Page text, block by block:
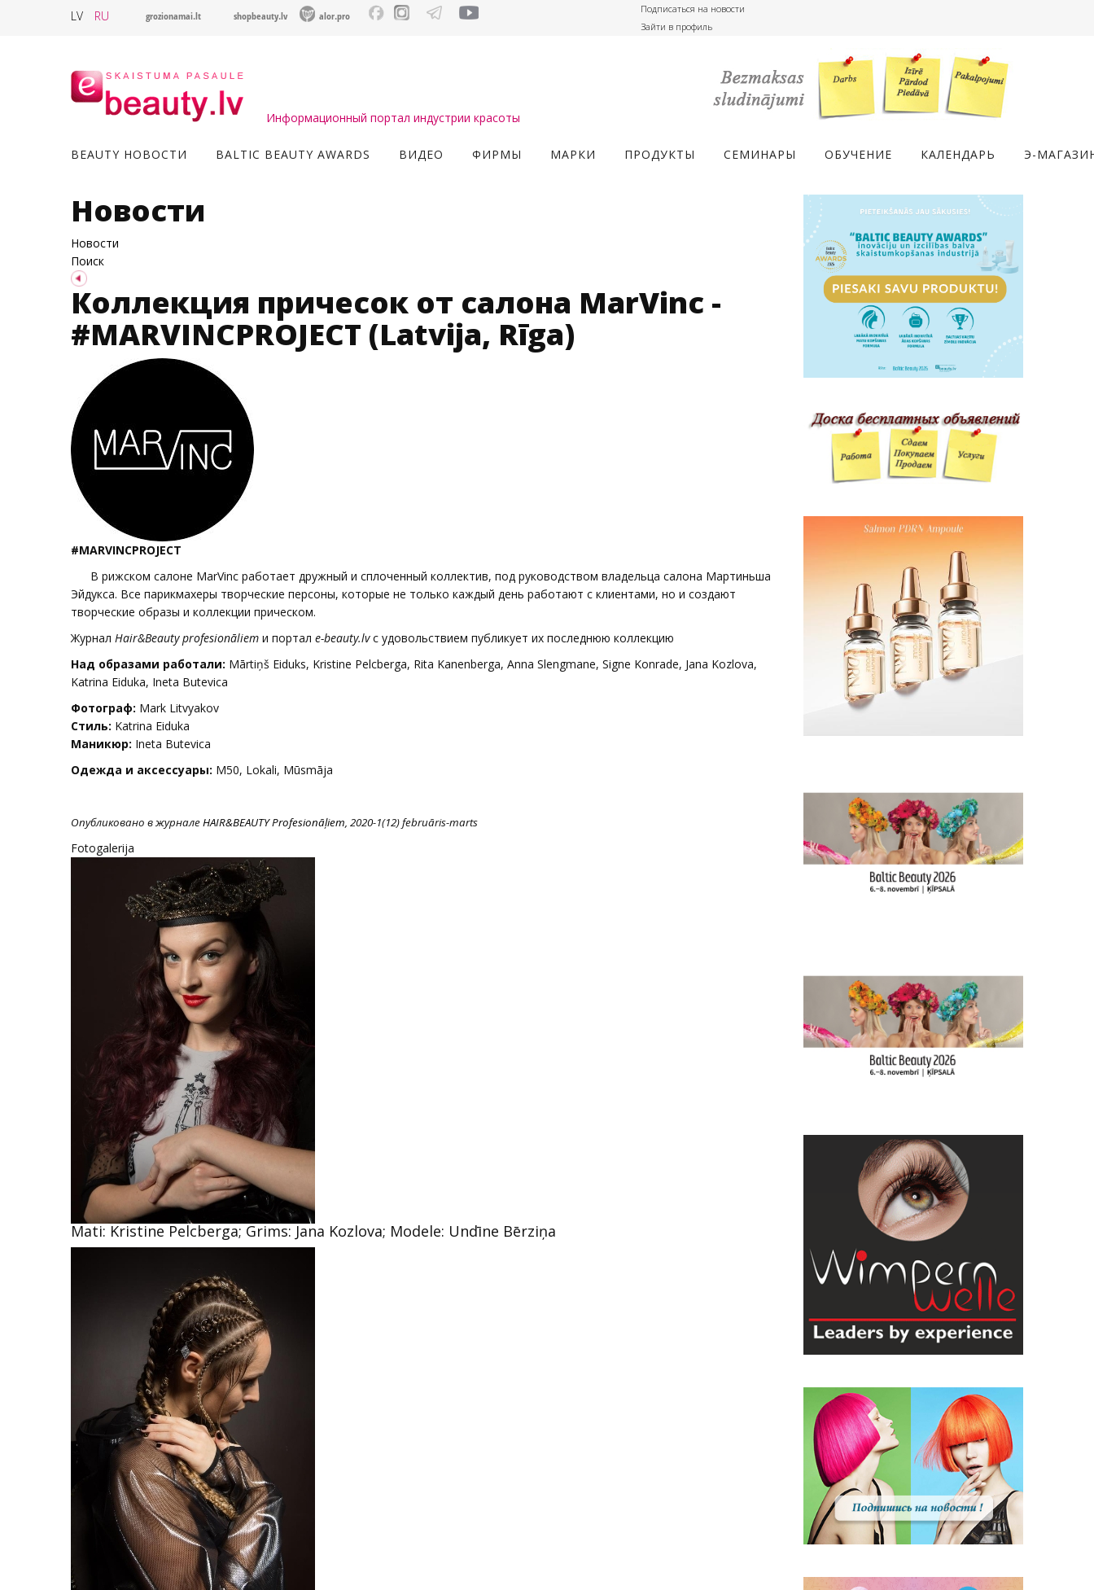
LV RU grozionamai.lt shopbeauty.lv alor.pro
Подписаться на новости
Зайти в профиль
Информационный портал индустрии красоты
BEAUTY НОВОСТИ BALTIC BEAUTY AWARDS ВИДЕО ФИРМЫ МАРКИ ПРОДУКТЫ СЕМИНАРЫ ОБУЧЕНИЕ КАЛЕНДАРЬ Э-
Новости
Новости
Поиск
Коллекция причесок от салона MarVinc -
#MARVINCPROJECT (Latvija, Rīga)
#MARVINCPROJECT
В рижском салоне MarVinc работает дружный и сплоченный коллектив, под руководством владельца салона Мартиньша
Эйдукса. Все парикмахеры творческие персоны, которые не только каждый день работают с клиентами, но и создают
творческие образы и коллекции прическом.
Журнал Hair&Beauty profesionāliem и портал e-beauty.lvc удовольствием публикует их последнюю коллекцию
Над образами работали: Mārtiņš Eiduks, Kristine Pelcberga, Rita Kanenberga, Anna Slengmane, Signe Konrade, Jana Kozlova,
Katrina Eiduka, Ineta Butevica
Фотограф: Mark Litvyakov
Стиль: Katrina Eiduka
Маникюр: Ineta Butevica
Одежда и аксессуары: M50, Lokali, Mūsmāja
Опубликовано в журналеHAIR&BEAUTY Profesionāļiem, 2020-1(12) februāris-marts
Fotogalerija
Mati: Kristine Pelcberga; Grims: Jana Kozlova; Modele: Undīne Bērziņa